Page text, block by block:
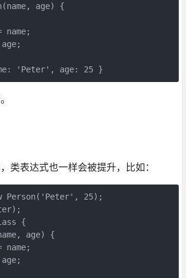
age) {
name;
'Peter', age: 25 }
类表达式也一样会被提升，比如：
Person('Peter', 25);
{
age) {
name;